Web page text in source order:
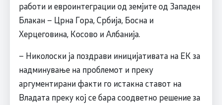
работи и евроинтеграции од земјите од Западен
Блакан – Црна Гора, Србија, Босна и
Херцеговина, Косово и Албанија.
– Николоски ја поздрави иницијативата на ЕК за
надминување на проблемот и преку
аргументирани факти го истакна ставот на
Владата преку кој се бара соодветно решение за